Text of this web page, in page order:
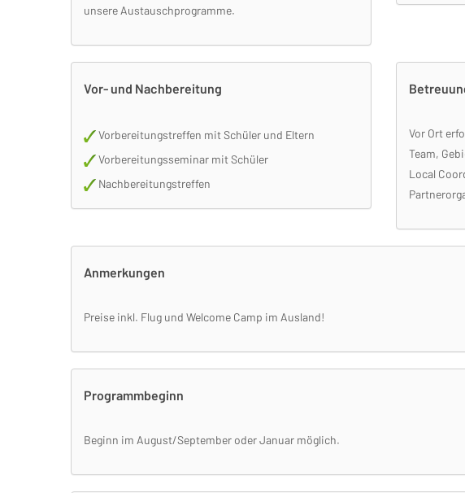
unsere Austauschprogramme.
Vor- und Nachbereitung
Vorbereitungstreffen mit Schüler und Eltern
Vorbereitungsseminar mit Schüler
Nachbereitungstreffen
Vor Ort
Team,
Local
Anmerkungen
Preise inkl. Flug und Welcome Camp im Ausland!
Programmbeginn
Beginn im August/September oder Januar möglich.